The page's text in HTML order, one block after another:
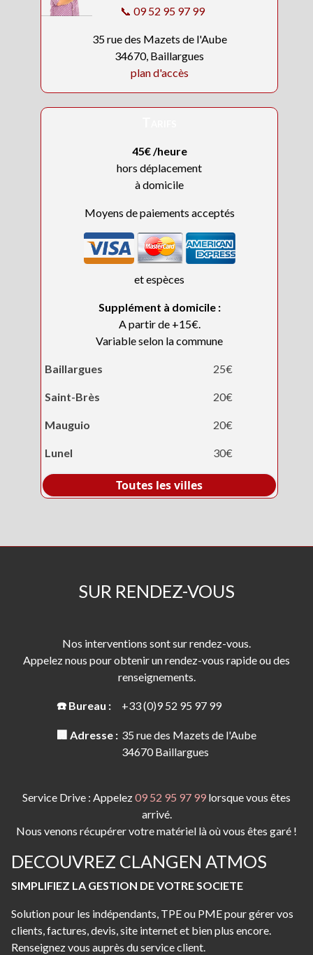
📞 09 52 95 97 99
35 rue des Mazets de l'Aube
34670, Baillargues
plan d'accès
45€ /heure
hors déplacement
à domicile
Moyens de paiements acceptés
et espèces
Supplément à domicile :
A partir de +15€.
Variable selon la commune
Baillargues 25€
Saint-Brès 20€
Mauguio 20€
Lunel 30€
Toutes les villes
SUR RENDEZ-VOUS
Nos interventions sont sur rendez-vous.
Appelez nous pour obtenir un rendez-vous rapide ou des
renseignements.
☎️ Bureau : +33 (0)9 52 95 97 99
🏢 Adresse : 35 rue des Mazets de l'Aube
34670 Baillargues
Service Drive : Appelez09 52 95 97 99 lorsque vous êtes
arrivé.
Nous venons récupérer votre matériel là où vous êtes garé !
DECOUVREZ CLANGEN ATMOS
SIMPLIFIEZ LA GESTION DE VOTRE SOCIETE
Solution pour les indépendants, TPE ou PME pour gérer vos
clients, factures, devis, site internet et bien plus encore.
Renseignez vous auprès du service client.